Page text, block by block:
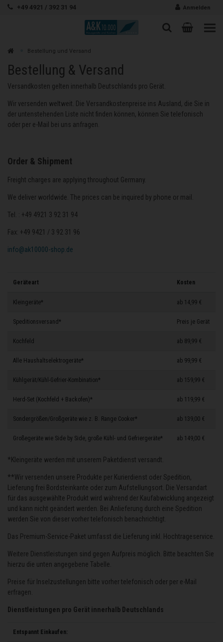
Zum Inhalt springen
+49 4921 / 392 31 94 Anmelden
Suche
Zur Bestellung und Versand
Bestellung & Versand
Versandkosten gelten innerhalb Deutschlands pro Gerät.
Wir versenden weltweit. Die Versandkostenpreise ins Ausland, die Sie in
der untenstehenden Liste nicht finden können, können Sie telefonisch
oder per e-Mail bei uns anfragen.
Order & Shipment
Freight charges are applying throughout Germany.
We deliver worldwide. The prices can be inquired by phone or mail.
Tel. : +49 4921 3 92 31 94
Fax: +49 9421 / 3 92 31 96
info@ak10000-shop.de
Geräteart Kosten
Kleingeräte* ab 14,99 €
Speditionsversand* Preis je Gerät
Kochfeld ab 89,99 €
Alle Haushaltselektrogeräte* ab 99,99 €
Kühlgerät/Kühl-Gefrier-Kombination* ab 159,99 €
Herd-Set (Kochfeld + Backofen)* ab 119,99 €
Sondergrößen/Großgeräte wie z. B. Range Cooker* ab 139,00 €
Großegeräte wie Side by Side, große Kühl- und Gefriergeräte* ab 149,00 €
*Kleingeräte werden mit unserem Paketdienst versandt.
**Wir versenden unsere Produkte per Kurierdienst oder Spedition,
Lieferung frei Bordsteinkante oder zum Aufstellungsort. Die Versandart
für das ausgewählte Produkt wird während der Kaufabwicklung angezeigt
und kann nicht geändert werden. Bei Anlieferung durch eine Spedition
werden Sie von dieser vorher telefonisch benachrichtigt.
Das Premium-Service-Paket umfasst die Lieferung inkl. Hochtrageservice.
Weitere Dienstleistungen sind gegen Aufpreis möglich. Bitte beachten Sie
hierzu die unten angegebene Tabelle.
Preise für Inselzustellungen bitte vorher telefonisch oder per e-Mail
erfragen.
Dienstleistungen pro Gerät innerhalb Deutschlands
Entspannt Einkaufen: